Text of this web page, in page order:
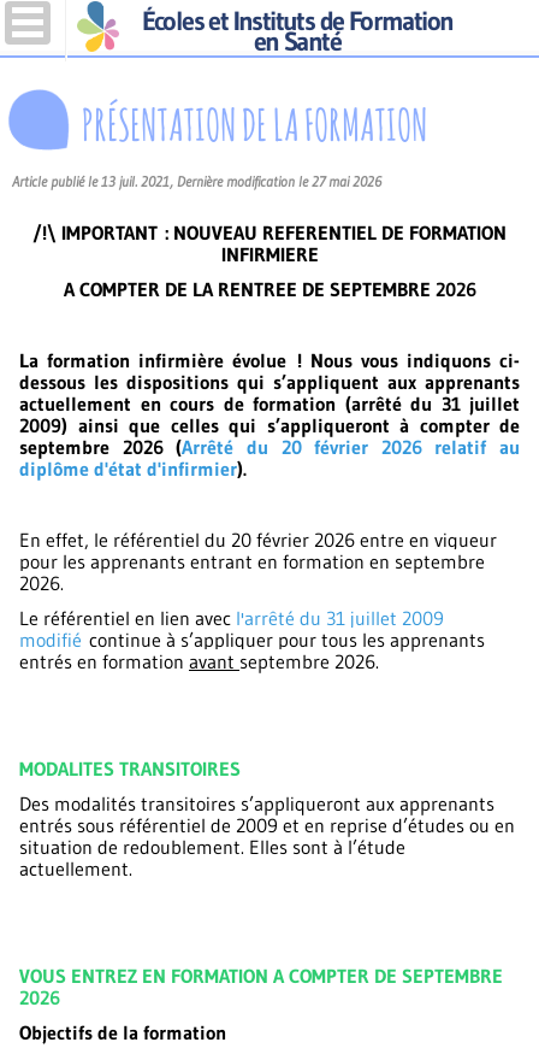
Écoles et Instituts de Formation
en Santé
PRÉSENTATION DE LA FORMATION
Article publié le 13 juil. 2021, Dernière modification le 27 mai 2026
/!\ IMPORTANT : NOUVEAU REFERENTIEL DE FORMATION
INFIRMIERE
A COMPTER DE LA RENTREE DE SEPTEMBRE 2026
La formation infirmière évolue ! Nous vous indiquons ci-
dessous les dispositions qui s’appliquent aux apprenants
actuellement en cours de formation (arrêté du 31 juillet
2009) ainsi que celles qui s’appliqueront à compter de
septembre 2026 (Arrêté du 20 février 2026 relatif au
diplôme d'état d'infirmier).
En effet, le référentiel du 20 février 2026 entre en vigueur
pour les apprenants entrant en formation en septembre
2026.
Le référentiel en lien avec l'arrêté du 31 juillet 2009
modifié continue à s’appliquer pour tous les apprenants
entrés en formation avant septembre 2026.
MODALITES TRANSITOIRES
Des modalités transitoires s’appliqueront aux apprenants
entrés sous référentiel de 2009 et en reprise d’études ou en
situation de redoublement. Elles sont à l’étude
actuellement.
VOUS ENTREZ EN FORMATION A COMPTER DE SEPTEMBRE
2026
Objectifs de la formation